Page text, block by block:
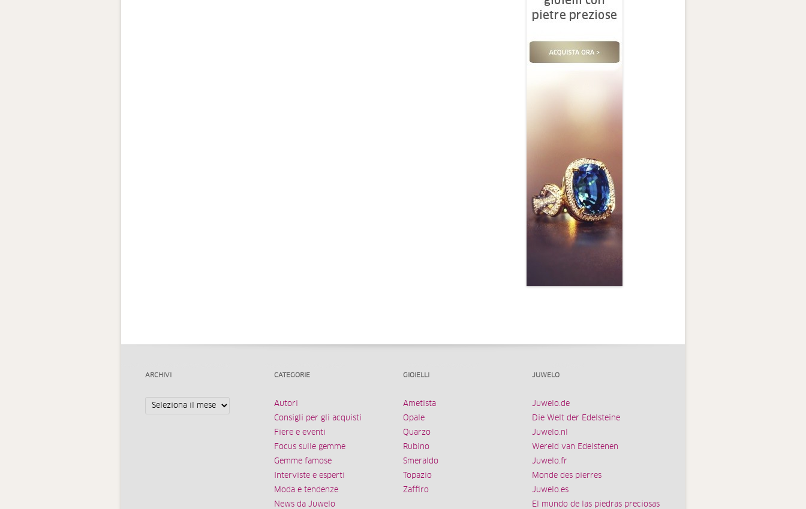
ARCHIVI
Archivi
CATEGORIE
Autori
Consigli per gli acquisti
Fiere e eventi
Focus sulle gemme
Gemme famose
Interviste e esperti
Moda e tendenze
News da Juwelo
GIOIELLI
Ametista
Opale
Quarzo
Rubino
Smeraldo
Topazio
Zaffiro
JUWELO
Juwelo.de
Die Welt der Edelsteine
Juwelo.nl
Wereld van Edelstenen
Juwelo.fr
Monde des pierres
Juwelo.es
El mundo de las piedras preciosas